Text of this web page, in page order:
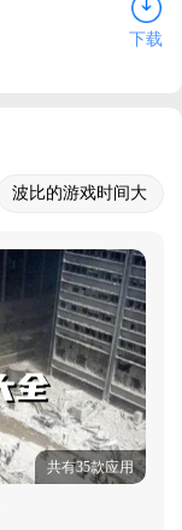
下载
波比的游戏时间大
共有35款应用